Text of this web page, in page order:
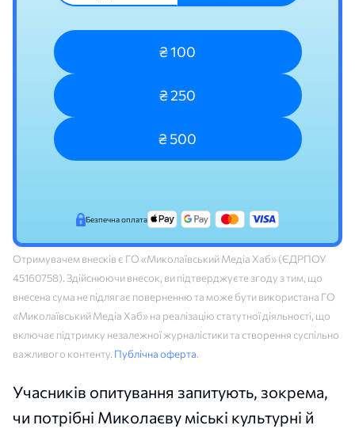
₴ 100
₴ 250
₴ 500
Безпечна оплата
Отримувачем внесків є ГО «Миколаївський Медіа Хаб» (ЄДРПОУ
45160758). Здійснюючи внесок, ви підтверджуєте згоду з тим, що
внесена сума не підлягає поверненню та може бути використана ГО
«Миколаївський Медіа Хаб» на реалізацію статутної діяльності, що
включає підтримку незалежної журналістики та створення суспільно
важливого контенту. Публічна оферта.
Учасників опитування запитують, зокрема,
чи потрібні Миколаєву міські культурні й